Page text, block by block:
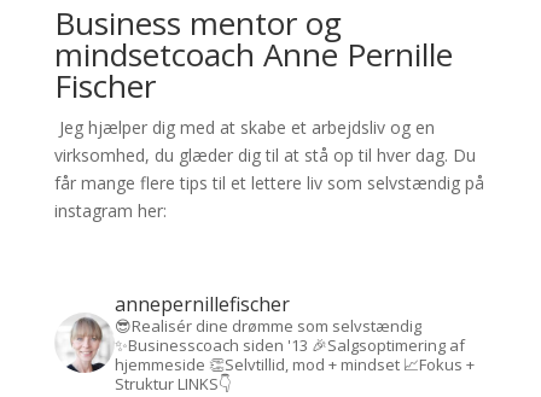
Business mentor og
mindsetcoach Anne Pernille
Fischer
Jeg hjælper dig med at skabe et arbejdsliv og en
virksomhed, du glæder dig til at stå op til hver dag. Du
får mange flere tips til et lettere liv som selvstændig på
instagram her:
annepernillefischer
😎Realisér dine drømme som selvstændig
✨Businesscoach siden '13 🎉Salgsoptimering af
hjemmeside 👏Selvtillid, mod + mindset📈Fokus +
StrukturLINKS👇